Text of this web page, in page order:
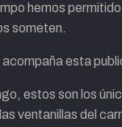
hemos
someten.
esta
estos son los
ventanillas del